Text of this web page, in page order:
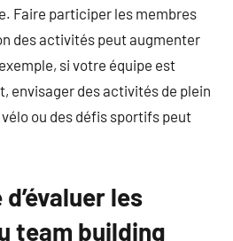
Faire participer les membres
des activités peut augmenter
si votre équipe est
envisager des activités de plein
ou des défis sportifs peut
les
team building